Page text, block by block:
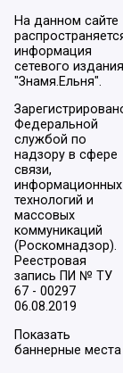
На данном сайте
информация
сетевого издания
"Знамя.Ельня".
Федеральной
службой по
надзору в сфере
связи,
информационных
технологий и
массовых
коммуникаций
(Роскомнадзор).
Реестровая
запись ПИ № ТУ
67 - 00297
06.08.2019
Показать
баннерные места